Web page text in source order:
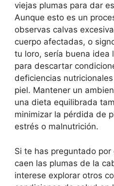
viejas plumas para dar
Aunque esto es un
observas calvas
cuerpo afectadas, o
tu loro, sería buena idea
para descartar
deficiencias
piel. Mantener un
una dieta equilibrada
minimizar la pérdida de
estrés o malnutrición.
Si te has preguntado
caen las plumas de la
interese explorar otros